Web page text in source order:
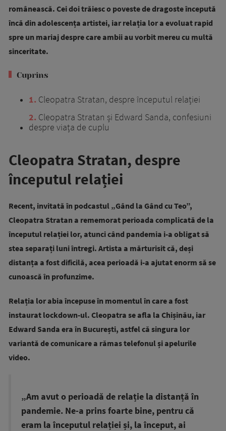
românească. Cei doi trăiesc o poveste de dragoste începută
încă din adolescența artistei, iar relația lor a evoluat rapid
spre un mariaj despre care ambii au vorbit mereu cu multă
sinceritate.
Cuprins
1 Cleopatra Stratan, despre începutul relației
2 Cleopatra Stratan și Edward Sanda, confesiuni
despre viața de cuplu
Cleopatra Stratan, despre
începutul relației
Recent, invitată în podcastul „Gând la Gând cu Teo”,
Cleopatra Stratan a rememorat perioada complicată de la
începutul relației lor, atunci când pandemia i-a obligat să
stea separați luni întregi. Artista a mărturisit că, deși
distanța a fost dificilă, acea perioadă i-a ajutat enorm să se
cunoască în profunzime.
Relația lor abia începuse în momentul în care a fost
instaurat lockdown-ul. Cleopatra se afla la Chișinău, iar
Edward Sanda era în București, astfel că singura lor
variantă de comunicare a rămas telefonul și apelurile
video.
„Am avut o perioadă de relație la distanță în
pandemie. Ne-a prins foarte bine, pentru că
eram la începutul relației și, la început, ai